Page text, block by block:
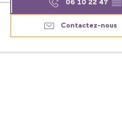
06 10 22 47 ▒▒
Contactez-nous